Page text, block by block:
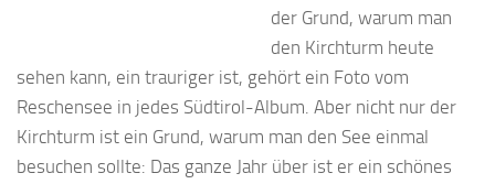
der Grund, warum man
den Kirchturm heute
sehen kann, ein trauriger ist, gehört ein Foto vom
Reschensee in jedes Südtirol-Album. Aber nicht nur der
Kirchturm ist ein Grund, warum man den See einmal
besuchen sollte: Das ganze Jahr über ist er ein schönes